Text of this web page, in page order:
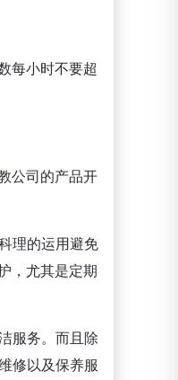
每小时不要超
公司的产品开
理的运用避免
，尤其是定期
服务。而且除
修以及保养服